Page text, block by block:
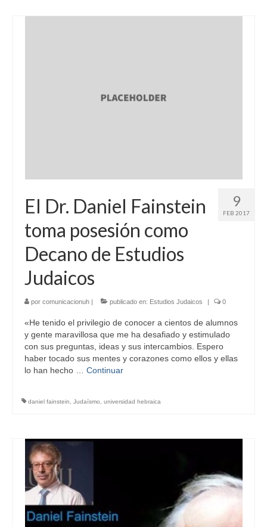
9
FEB 2017
El Dr. Daniel Fainstein
toma posesión como
Decano de Estudios
Judaicos
por comunicacionuh | publicado en: Estudios Judaicos | 0
«He tenido el privilegio de conocer a cientos de alumnos
y gente maravillosa que me ha desafiado y estimulado
con sus preguntas, ideas y sus intercambios. Espero
haber tocado sus mentes y corazones como ellos y ellas
lo han hecho … Continuar
daniel fainstein Judaísmo universidad hebraica